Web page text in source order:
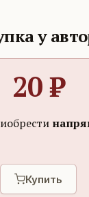
у
20₽
Купить